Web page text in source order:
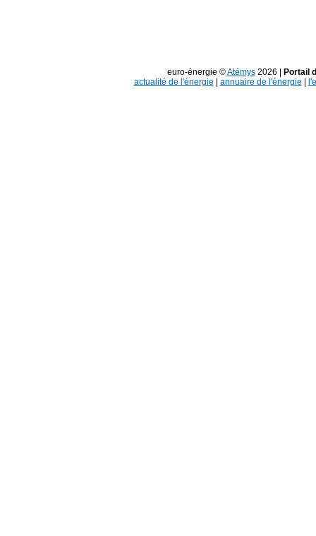
euro-énergie ©Atémys2026 |
Portail
actualité de l'énergie
annuaire de l'énergie